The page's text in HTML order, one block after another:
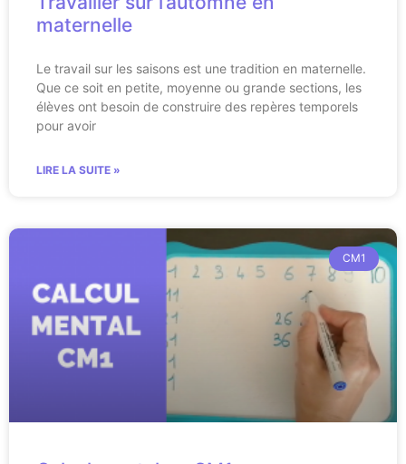
maternelle
Le travail sur les saisons est une tradition en maternelle.
Que ce soit en petite, moyenne ou grande sections, les
élèves ont besoin de construire des repères temporels
pour avoir
LIRE LA SUITE »
CM1